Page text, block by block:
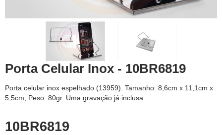
Porta Celular Inox - 10BR6819
Porta celular inox espelhado (13959). Tamanho: 8,6cm x 11,1cm x
5,5cm, Peso: 80gr. Uma gravação já inclusa.
10BR6819